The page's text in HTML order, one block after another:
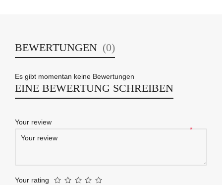
BEWERTUNGEN (0)
Es gibt momentan keine Bewertungen
EINE BEWERTUNG SCHREIBEN
Your review
*
Your rating